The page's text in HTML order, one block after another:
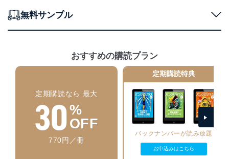
に、下記セキュリティ対策をはじめとする安全対策を実
正に努めます。
個人データを取り扱うことのできる機器及び当該
機器を取り扱う従業者を明確化し、 個人データへ
の不要なアクセスを防止しています。
アクセス者の識別と認証
機器に標準装備されているユーザー制御機能（ユ
ーザーアカウント制御）により、個人情報データ
ベース等を取り扱う情報システムを使用する従業
者を識別・認証しています。
無料サンプル
おすすめの購読プラン
定期購読なら 最大
30%
OFF
770円／冊
定期購読特典
バックナンバーが読み放題
お申込みはこちら